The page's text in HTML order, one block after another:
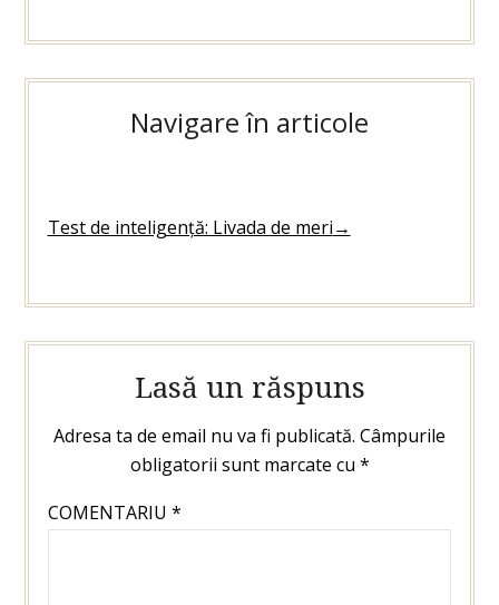
Navigare în articole
Test de inteligență: Livada de meri→
Lasă un răspuns
Adresa ta de email nu va fi publicată. Câmpurile
obligatorii sunt marcate cu *
COMENTARIU *